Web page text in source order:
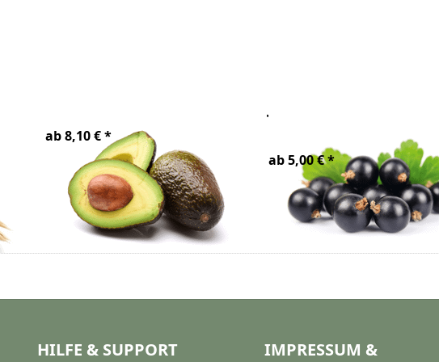
ab 8,10 € *
ab 5,00 € *
HILFE & SUPPORT
IMPRESSUM &